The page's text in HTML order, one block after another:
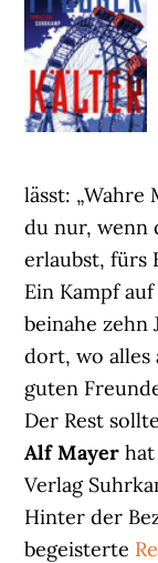
lässt: „Wahre
du nur, wenn
erlaubst, fürs
Ein Kampf
beinahe zehn
dort, wo alles
guten
Der Rest
Alf Mayer
Verlag
Hinter der
begeisterte